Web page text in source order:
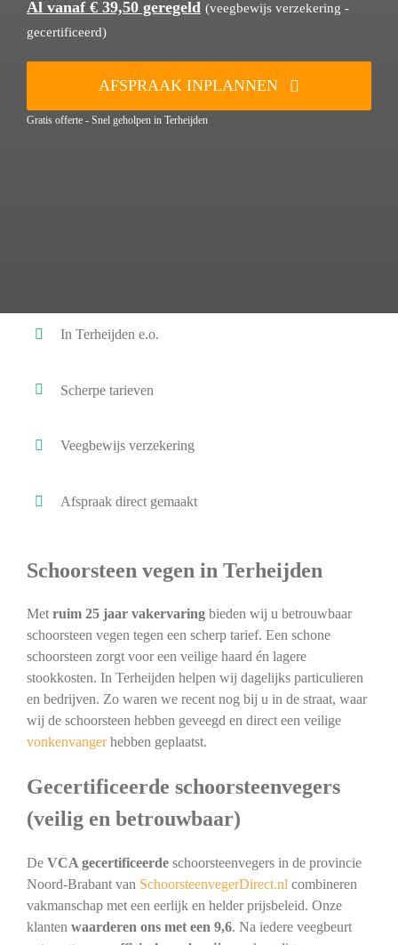
Al vanaf € 39,50 geregeld (veegbewijs verzekering -
gecertificeerd)
AFSPRAAK INPLANNEN
Gratis offerte - Snel geholpen in Terheijden
In Terheijden e.o.
Scherpe tarieven
Veegbewijs verzekering
Afspraak direct gemaakt
Schoorsteen vegen in Terheijden
Metruim 25 jaar vakervaringbieden wij u betrouwbaar
schoorsteen vegen tegen een scherp tarief. Een schone
schoorsteen zorgt voor een veilige haard én lagere
stookkosten. In Terheijden helpen wij dagelijks particulieren
en bedrijven. Zo waren we recent nog bij u in de straat, waar
wij de schoorsteen hebben geveegd en direct een veilige
vonkenvangerhebben geplaatst.
Gecertificeerde schoorsteenvegers
(veilig en betrouwbaar)
De VCA gecertificeerdeschoorsteenvegers in de provincie
Noord-Brabant van SchoorsteenvegerDirect.nl combineren
vakmanschap met een eerlijk en helder prijsbeleid. Onze
klanten waarderen ons met een 9,6. Na iedere veegbeurt